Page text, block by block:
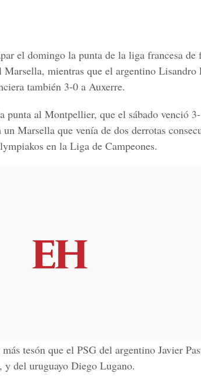
el domingo la punta de la liga francesa
mientras que el argentino Lisandro
también 3-0 a Auxerre.
al Montpellier, que el sábado venció
Marsella que venía de dos derrotas
en la Liga de Campeones.
tesón que el PSG del argentino Javier
y del uruguayo Diego Lugano.